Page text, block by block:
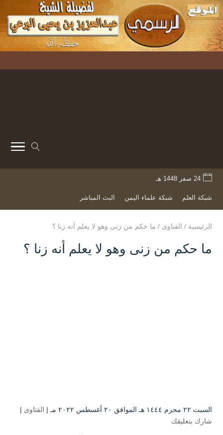
24 صفر 1448 هـ
شبكة العلم شبكة علماء اليمن البث المباشر
الرئيسية / الفتاوى / ما حكم من زنى وهو لا يعلم أنه زنا ؟
ما حكم من زنى وهو لا يعلم أنه زنا ؟
السبت ۲۲ محرم ۱٤٤٤ هـ الموافق ۲۰ أغسطس ۲۰۲۲ مـ | الفتاوى |
شارك بتعليقك